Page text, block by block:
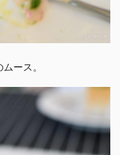
ース。